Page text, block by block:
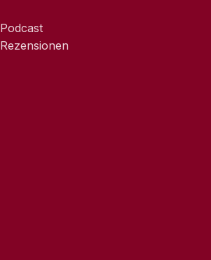
Podcast
Rezensionen